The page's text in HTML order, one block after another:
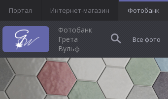
Портал Интернет-магазин Фотобанк
Фотобанк
Грета
Вульф
Все фото